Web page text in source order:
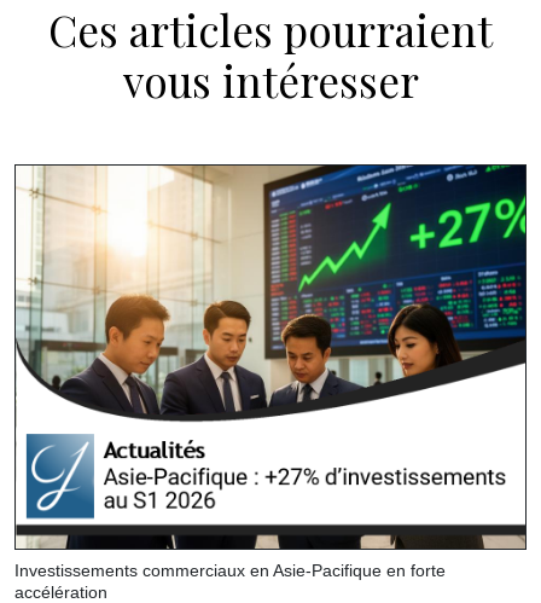
Ces articles pourraient
vous intéresser
Investissements commerciaux en Asie-Pacifique en forte
accélération